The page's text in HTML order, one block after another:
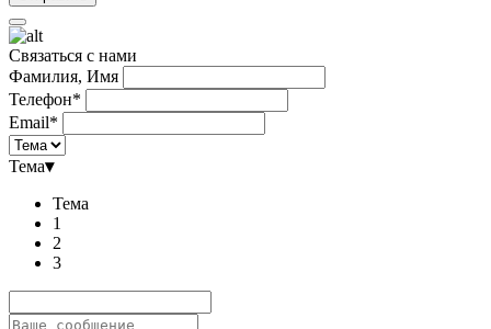
Связаться с нами
Фамилия, Имя
Телефон*
Email*
Тема▾
Тема
1
2
3